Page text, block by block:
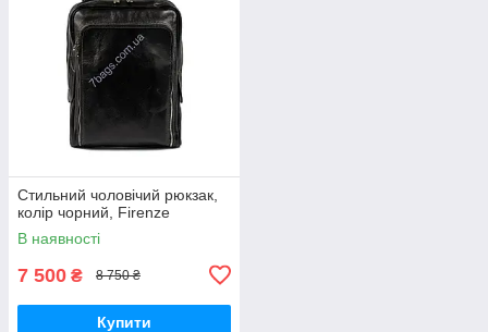
Стильний чоловічий рюкзак,
колір чорний, Firenze
В наявності
7 500 ₴ 8 750 ₴
Купити